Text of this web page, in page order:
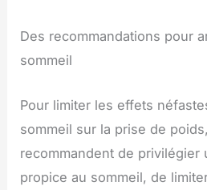
Des recommandations pour
sommeil
Pour limiter les effets
sommeil sur la prise de
recommandent de privilégier
propice au sommeil, de